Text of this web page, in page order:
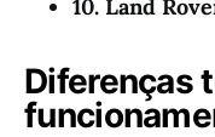
10. Land
Diferenças